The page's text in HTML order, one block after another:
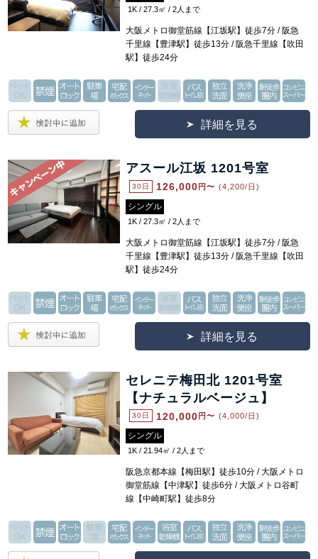
1K / 27.3㎡ / 2人まで
大阪メトロ御堂筋線【江坂駅】徒歩7分 / 阪急
千里線【豊津駅】徒歩13分 / 阪急千里線【吹田
駅】徒歩24分
詳細を見る
アスール江坂 1201号室
30日 126,000 円〜 (4,200/日)
シングル
1K / 27.3㎡ / 2人まで
大阪メトロ御堂筋線【江坂駅】徒歩7分 / 阪急
千里線【豊津駅】徒歩13分 / 阪急千里線【吹田
駅】徒歩24分
詳細を見る
セレニテ梅田北 1201号室
【ナチュラルベージュ】
30日 120,000 円〜 (4,000/日)
シングル
1K / 21.94㎡ / 2人まで
阪急京都本線【梅田駅】徒歩10分 / 大阪メトロ
御堂筋線【中津駅】徒歩6分 / 大阪メトロ谷町
線【中崎町駅】徒歩8分